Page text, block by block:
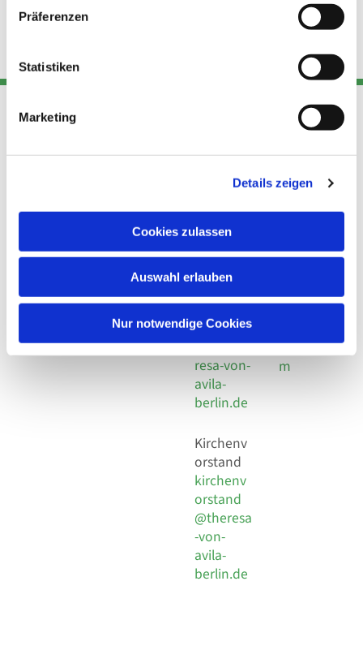
Präferenzen
Statistiken
Marketing
Details zeigen
Cookies zulassen
Auswahl erlauben
Nur notwendige Cookies
Adresse
Kirchengemeinde Pfarrei
Hl. Theresa von Avila Berlin
Leitender Pfarrer - Norbert
Behaimstr. 39
Kont
Telefon
+49 30
924 64 28
Fax +49
30 924 54
18
E-Mail
info@the
resa-von-
avila-
berlin.de
Kirchenv
orstand
kirchenv
orstand
@theresa
-von-
avila-
berlin.de
Links
Datensch
utz
Social
Impressu
m